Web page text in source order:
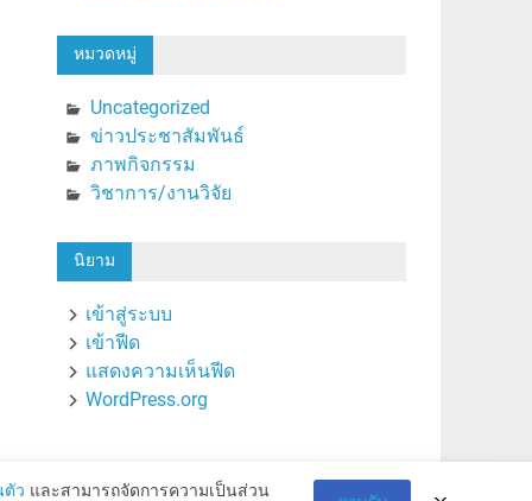
หมวดหมู่
Uncategorized
ข่าวประชาสัมพันธ์
ภาพกิจกรรม
วิชาการ/งานวิจัย
นิยาม
เข้าสู่ระบบ
เข้าฟีด
แสดงความเห็นฟีด
WordPress.org
ตัว และสามารถจัดการความเป็นส่วน